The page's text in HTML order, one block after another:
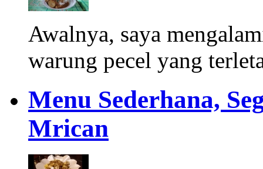
Awalnya, saya
warung pecel yang
Menu Sederhana,
Mrican